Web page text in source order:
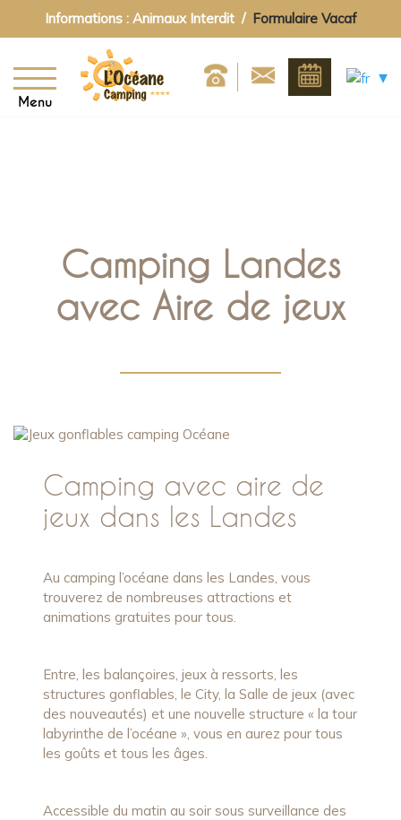
Informations : Animaux Interdit / Formulaire Vacaf
Menu
Camping Landes
avec Aire de jeux
Camping avec aire de
jeux dans les Landes
Au camping l’océane dans les Landes, vous
trouverez de nombreuses attractions et
animations gratuites pour tous.
Entre, les balançoires, jeux à ressorts, les
structures gonflables, le City, la Salle de jeux (avec
des nouveautés) et une nouvelle structure « la tour
labyrinthe de l’océane », vous en aurez pour tous
les goûts et tous les âges.
Accessible du matin au soir sous surveillance des